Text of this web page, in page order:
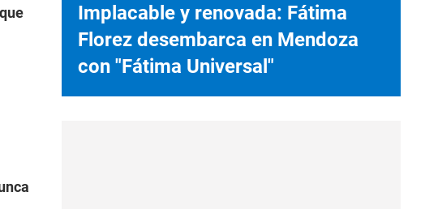
Implacable y renovada: Fátima
Florez desembarca en Mendoza
con "Fátima Universal"